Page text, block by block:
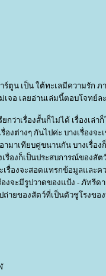
ร์ตูน เป็น ใต้ทะเลมีความรัก ภ
เจอ เลยอ่านเล่มนี้ตอบโจทย์ล
กว่าเรื่องสั้นก็ไม่ได้ เรื่องเล่า
งต่างๆ กันไปค่ะ บางเรื่องจะ
มาเทียบคู่ขนานกัน บางเรื่อง
รื่องก็เป็นประสบการณ์ของสัต
เรื่องจะสอดแทรกข้อมูลและค
งจะมีรูปวาดของแป้ง - ภัทรีด
ถ่ายของสัตว์ที่เป็นตัวชูโรงขอ